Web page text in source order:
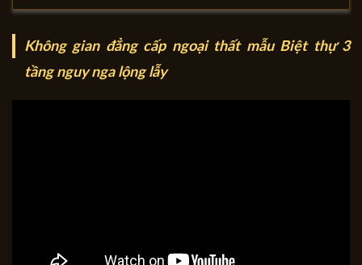
Không gian đẳng cấp ngoại thất mẫu Biệt thự 3
tầng nguy nga lộng lẫy